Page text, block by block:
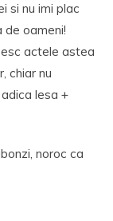
si nu imi plac
de oameni!
actele astea
chiar nu
lesa +
noroc ca